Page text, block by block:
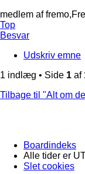
medlem af
Top
Besvar
Udskriv emne
1 indlæg • Side 1 af
Tilbage til "Alt om
Boardindeks
Alle tider er
Slet cookies